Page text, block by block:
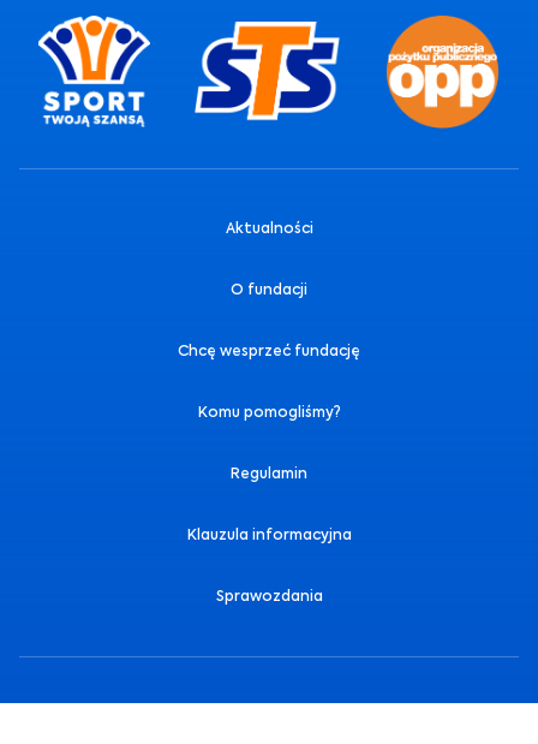
Aktualności
O fundacji
Chcę wesprzeć fundację
Komu pomogliśmy?
Regulamin
Klauzula informacyjna
Sprawozdania